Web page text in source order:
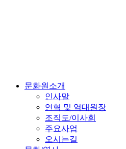
문화원소개
인사말
연혁 및 역대원장
조직도/이사회
주요사업
오시는길